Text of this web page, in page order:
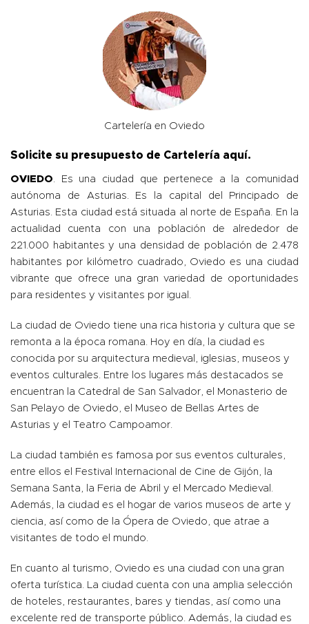
Cartelería en Oviedo
Solicite su presupuesto de Cartelería aquí.
OVIEDO . Es una ciudad que pertenece a la comunidad
autónoma de Asturias. Es la capital del Principado de
Asturias. Esta ciudad está situada al norte de España. En la
actualidad cuenta con una población de alrededor de
221.000 habitantes y una densidad de población de 2.478
habitantes por kilómetro cuadrado, Oviedo es una ciudad
vibrante que ofrece una gran variedad de oportunidades
para residentes y visitantes por igual.
La ciudad de Oviedo tiene una rica historia y cultura que se
remonta a la época romana. Hoy en día, la ciudad es
conocida por su arquitectura medieval, iglesias, museos y
eventos culturales. Entre los lugares más destacados se
encuentran la Catedral de San Salvador, el Monasterio de
San Pelayo de Oviedo, el Museo de Bellas Artes de
Asturias y el Teatro Campoamor.
La ciudad también es famosa por sus eventos culturales,
entre ellos el Festival Internacional de Cine de Gijón, la
Semana Santa, la Feria de Abril y el Mercado Medieval.
Además, la ciudad es el hogar de varios museos de arte y
ciencia, así como de la Ópera de Oviedo, que atrae a
visitantes de todo el mundo.
En cuanto al turismo, Oviedo es una ciudad con una gran
oferta turística. La ciudad cuenta con una amplia selección
de hoteles, restaurantes, bares y tiendas, así como una
excelente red de transporte público. Además, la ciudad es